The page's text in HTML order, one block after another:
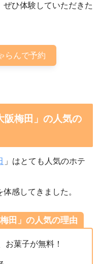
ひ体験していただきた
らんで予約
阪梅田」の人気の
」はとても人気のホテ
感してきました。
田」の人気の理由
お菓子が無料！